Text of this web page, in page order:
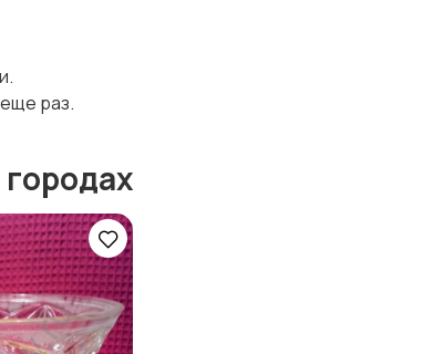
раз.